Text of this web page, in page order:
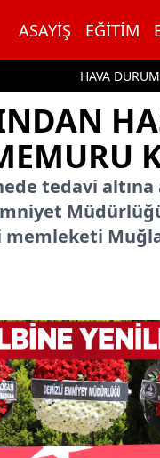
ASAYIŞ EĞITIM
HAVA
tedavi altına